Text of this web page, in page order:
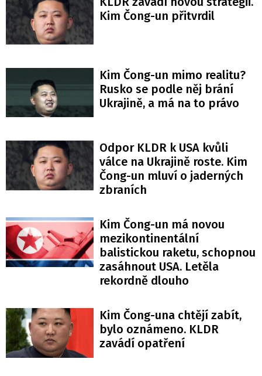
Kim Čong-un přitvrdil
Kim Čong-un mimo realitu?
Rusko se podle něj brání
Ukrajině, a má na to právo
Odpor KLDR k USA kvůli
válce na Ukrajině roste. Kim
Čong-un mluví o jaderných
zbraních
Kim Čong-un má novou
mezikontinentální
balistickou raketu, schopnou
zasáhnout USA. Letěla
rekordně dlouho
Kim Čong-una chtějí zabít,
bylo oznámeno. KLDR
zavádí opatření